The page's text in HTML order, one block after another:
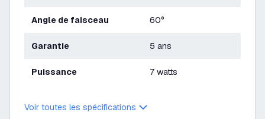
Angle de faisceau 60°
Garantie 5 ans
Puissance 7 watts
Voir toutes les spécifications